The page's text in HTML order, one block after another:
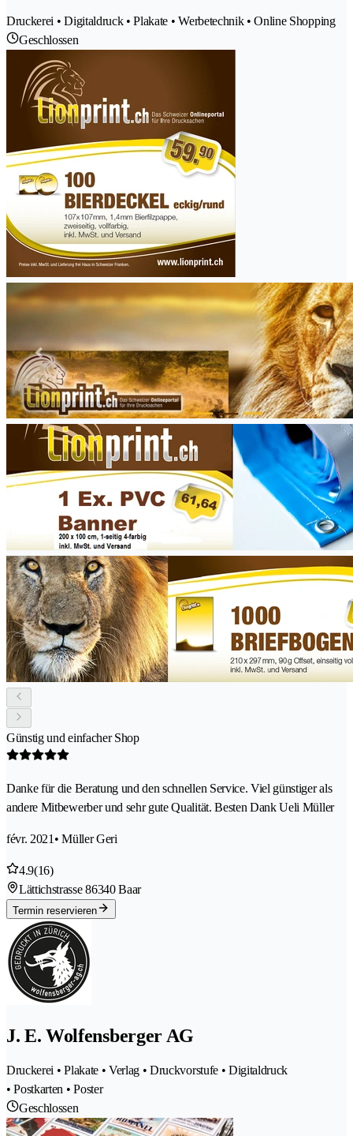
Druckerei • Digitaldruck • Plakate • Werbetechnik • Online Shopping
Geschlossen
Günstig und einfacher Shop
Danke für die Beratung und den schnellen Service. Viel günstiger als
andere Mitbewerber und sehr gute Qualität. Besten Dank Ueli Müller
févr. 2021 • Müller Geri
4.9(16)
Lättichstrasse 86340 Baar
Termin reservieren
J. E. Wolfensberger AG
Druckerei • Plakate • Verlag • Druckvorstufe • Digitaldruck
• Postkarten • Poster
Geschlossen